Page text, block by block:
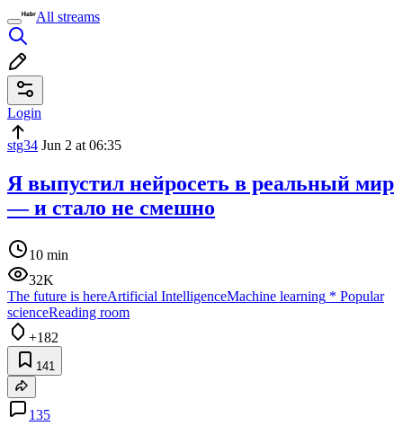
All streams
Login
stg34 Jun 2 at 06:35
Я выпустил нейросеть в реальный мир
— и стало не смешно
10 min
32K
The future is hereArtificial IntelligenceMachine learning * Popular
scienceReading room
+182
141
135